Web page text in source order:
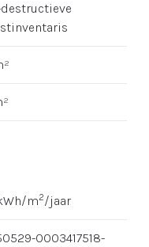
m2/jaar
0003417518-